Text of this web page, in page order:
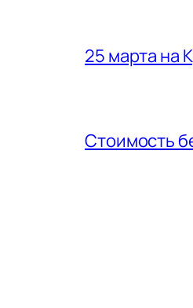
25 марта на
Стоимость